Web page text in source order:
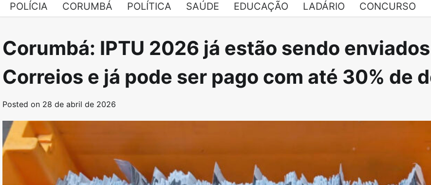
POLÍCIA CORUMBÁ POLÍTICA SAÚDE EDUCAÇÃO LADÁRIO CONCURSO
Corumbá: IPTU 2026 já estão sendo
Correios e já pode ser pago com até 30% de
Posted on 28 de abril de 2026